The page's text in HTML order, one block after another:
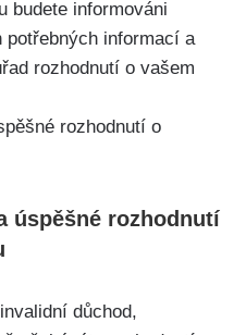
budete informováni
informací a
rozhodnutí o vašem
úspěšné rozhodnutí
důchod,